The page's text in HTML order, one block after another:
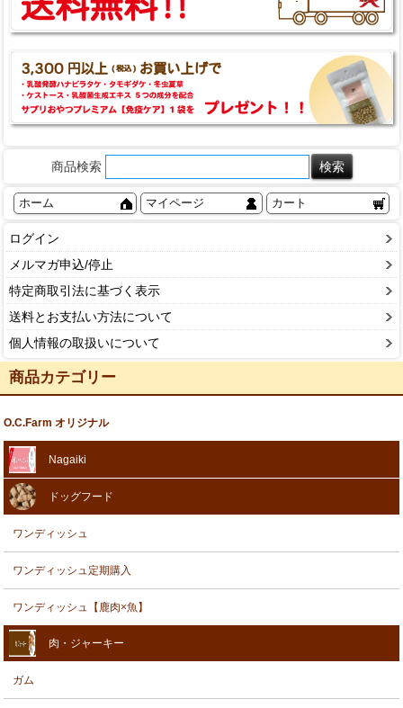
商品検索
ホーム マイページ カート
ログイン
メルマガ申込/停止
特定商取引法に基づく表示
送料とお支払い方法について
個人情報の取扱いについて
商品カテゴリー
O.C.Farm オリジナル
Nagaiki
ドッグフード
ワンディッシュ
ワンディッシュ定期購入
ワンディッシュ【鹿肉×魚】
肉・ジャーキー
ガム